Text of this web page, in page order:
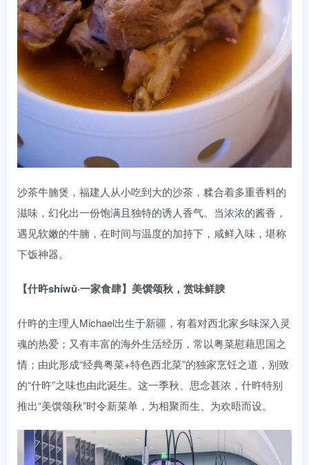
沙茶牛腩煲，福建人从小吃到大的沙茶，糅合着多重香料的
滋味，幻化出一份饱满且独特的诱人香气。当浓浓的酱香，
遇见软嫩的牛腩，在时间与温度的加持下，咸鲜入味，堪称
下饭神器。
【什旿shíwǔ·一家食肆】美馔颂秋，赏味鲜腴
什旿的主理人Michael出生于新疆，有着对西北家乡味深入灵
魂的热爱；又有丰富的海外生活经历，常以粤菜慰藉思国之
情；由此形成“经典粤菜+特色西北菜”的独家烹饪之道，别致
的“什旿”之味也由此诞生。这一季秋、思念甚浓，什旿特别
推出“美馔颂秋”时令新菜单，为相聚而生、为欢晤而设。